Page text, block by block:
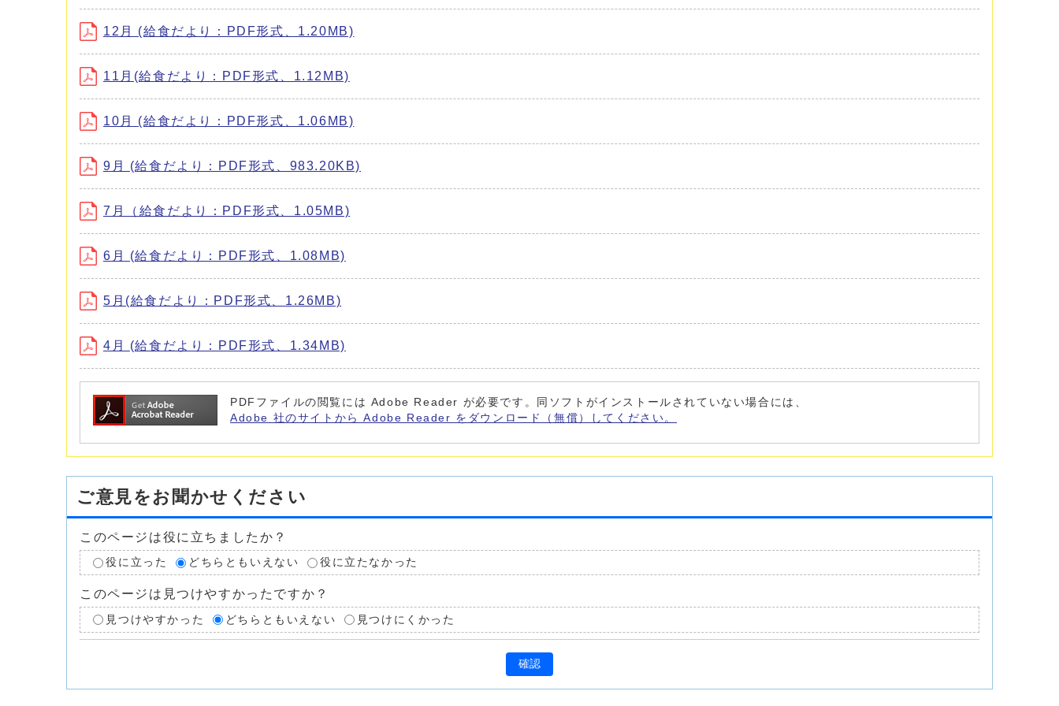
12月 (給食だより：PDF形式、1.20MB)
11月(給食だより：PDF形式、1.12MB)
10月 (給食だより：PDF形式、1.06MB)
9月 (給食だより：PDF形式、983.20KB)
7月（給食だより：PDF形式、1.05MB)
6月 (給食だより：PDF形式、1.08MB)
5月(給食だより：PDF形式、1.26MB)
4月 (給食だより：PDF形式、1.34MB)
PDFファイルの閲覧には Adobe Reader が必要です。同ソフトがインストールされていない場合には、
Adobe 社のサイトから Adobe Reader をダウンロード（無償）してください。
ご意見をお聞かせください
このページは役に立ちましたか？
役に立った どちらともいえない 役に立たなかった
このページは見つけやすかったですか？
見つけやすかった どちらともいえない 見つけにくかった
確認